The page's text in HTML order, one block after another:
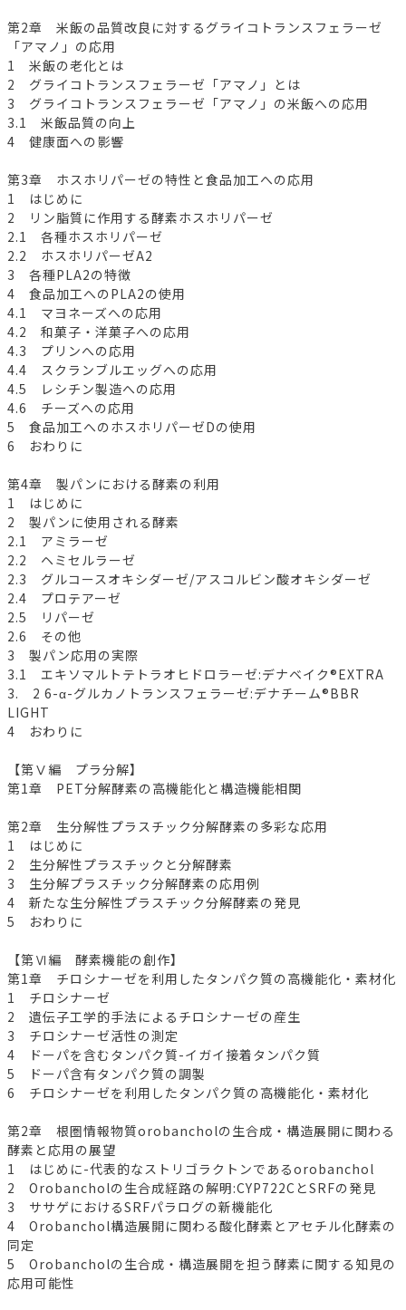
第2章 米飯の品質改良に対するグライコトランスフェラーゼ
「アマノ」の応用
1 米飯の老化とは
2 グライコトランスフェラーゼ「アマノ」とは
3 グライコトランスフェラーゼ「アマノ」の米飯への応用
3.1 米飯品質の向上
4 健康面への影響
第3章 ホスホリパーゼの特性と食品加工への応用
1 はじめに
2 リン脂質に作用する酵素ホスホリパーゼ
2.1 各種ホスホリパーゼ
2.2 ホスホリパーゼA2
3 各種PLA2の特徴
4 食品加工へのPLA2の使用
4.1 マヨネーズへの応用
4.2 和菓子・洋菓子への応用
4.3 プリンへの応用
4.4 スクランブルエッグへの応用
4.5 レシチン製造への応用
4.6 チーズへの応用
5 食品加工へのホスホリパーゼDの使用
6 おわりに
第4章 製パンにおける酵素の利用
1 はじめに
2 製パンに使用される酵素
2.1 アミラーゼ
2.2 ヘミセルラーゼ
2.3 グルコースオキシダーゼ/アスコルビン酸オキシダーゼ
2.4 プロテアーゼ
2.5 リパーゼ
2.6 その他
3 製パン応用の実際
3.1 エキソマルトテトラオヒドロラーゼ:デナベイク®EXTRA
3. 2 6-α-グルカノトランスフェラーゼ:デナチーム®BBR
LIGHT
4 おわりに
【第Ⅴ編 プラ分解】
第1章 PET分解酵素の高機能化と構造機能相関
第2章 生分解性プラスチック分解酵素の多彩な応用
1 はじめに
2 生分解性プラスチックと分解酵素
3 生分解プラスチック分解酵素の応用例
4 新たな生分解性プラスチック分解酵素の発見
5 おわりに
【第Ⅵ編 酵素機能の創作】
第1章 チロシナーゼを利用したタンパク質の高機能化・素材化
1 チロシナーゼ
2 遺伝子工学的手法によるチロシナーゼの産生
3 チロシナーゼ活性の測定
4 ドーパを含むタンパク質-イガイ接着タンパク質
5 ドーパ含有タンパク質の調製
6 チロシナーゼを利用したタンパク質の高機能化・素材化
第2章 根圏情報物質orobancholの生合成・構造展開に関わる
酵素と応用の展望
1 はじめに-代表的なストリゴラクトンであるorobanchol
2 Orobancholの生合成経路の解明:CYP722CとSRFの発見
3 ササゲにおけるSRFパラログの新機能化
4 Orobanchol構造展開に関わる酸化酵素とアセチル化酵素の
同定
5 Orobancholの生合成・構造展開を担う酵素に関する知見の
応用可能性